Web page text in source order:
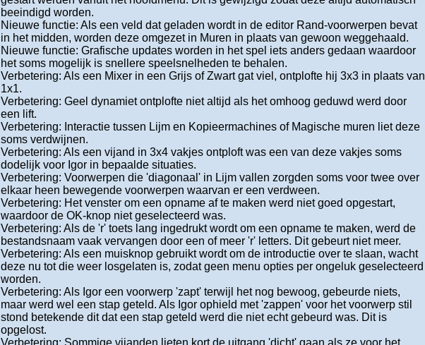
beeindigd worden.
Nieuwe functie: Als een veld dat geladen wordt in de editor Rand-voorwerpen bevat
in het midden, worden deze omgezet in Muren in plaats van gewoon weggehaald.
Nieuwe functie: Grafische updates worden in het spel iets anders gedaan waardoor
het soms mogelijk is snellere speelsnelheden te behalen.
Verbetering: Als een Mixer in een Grijs of Zwart gat viel, ontplofte hij 3x3 in plaats van
1x1.
Verbetering: Geel dynamiet ontplofte niet altijd als het omhoog geduwd werd door
een lift.
Verbetering: Interactie tussen Lijm en Kopieermachines of Magische muren liet deze
soms verdwijnen.
Verbetering: Als een vijand in 3x4 vakjes ontploft was een van deze vakjes soms
dodelijk voor Igor in bepaalde situaties.
Verbetering: Voorwerpen die 'diagonaal' in Lijm vallen zorgden soms voor twee over
elkaar heen bewegende voorwerpen waarvan er een verdween.
Verbetering: Het venster om een opname af te maken werd niet goed opgestart,
waardoor de OK-knop niet geselecteerd was.
Verbetering: Als de 'r' toets lang ingedrukt wordt om een opname te maken, werd de
bestandsnaam vaak vervangen door een of meer 'r' letters. Dit gebeurt niet meer.
Verbetering: Als een muisknop gebruikt wordt om de introductie over te slaan, wacht
deze nu tot die weer losgelaten is, zodat geen menu opties per ongeluk geselecteerd
worden.
Verbetering: Als Igor een voorwerp 'zapt' terwijl het nog bewoog, gebeurde niets,
maar werd wel een stap geteld. Als Igor ophield met 'zappen' voor het voorwerp stil
stond betekende dit dat een stap geteld werd die niet echt gebeurd was. Dit is
opgelost.
Verbetering: Sommige vijanden lieten kort de uitgang 'dicht' gaan als ze voor het